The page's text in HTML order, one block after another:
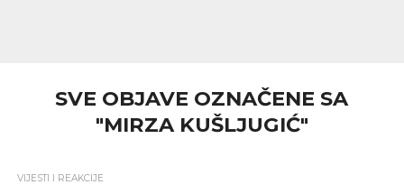
SVE OBJAVE OZNAČENE SA
"MIRZA KUŠLJUGIĆ"
VIJESTI I REAKCIJE